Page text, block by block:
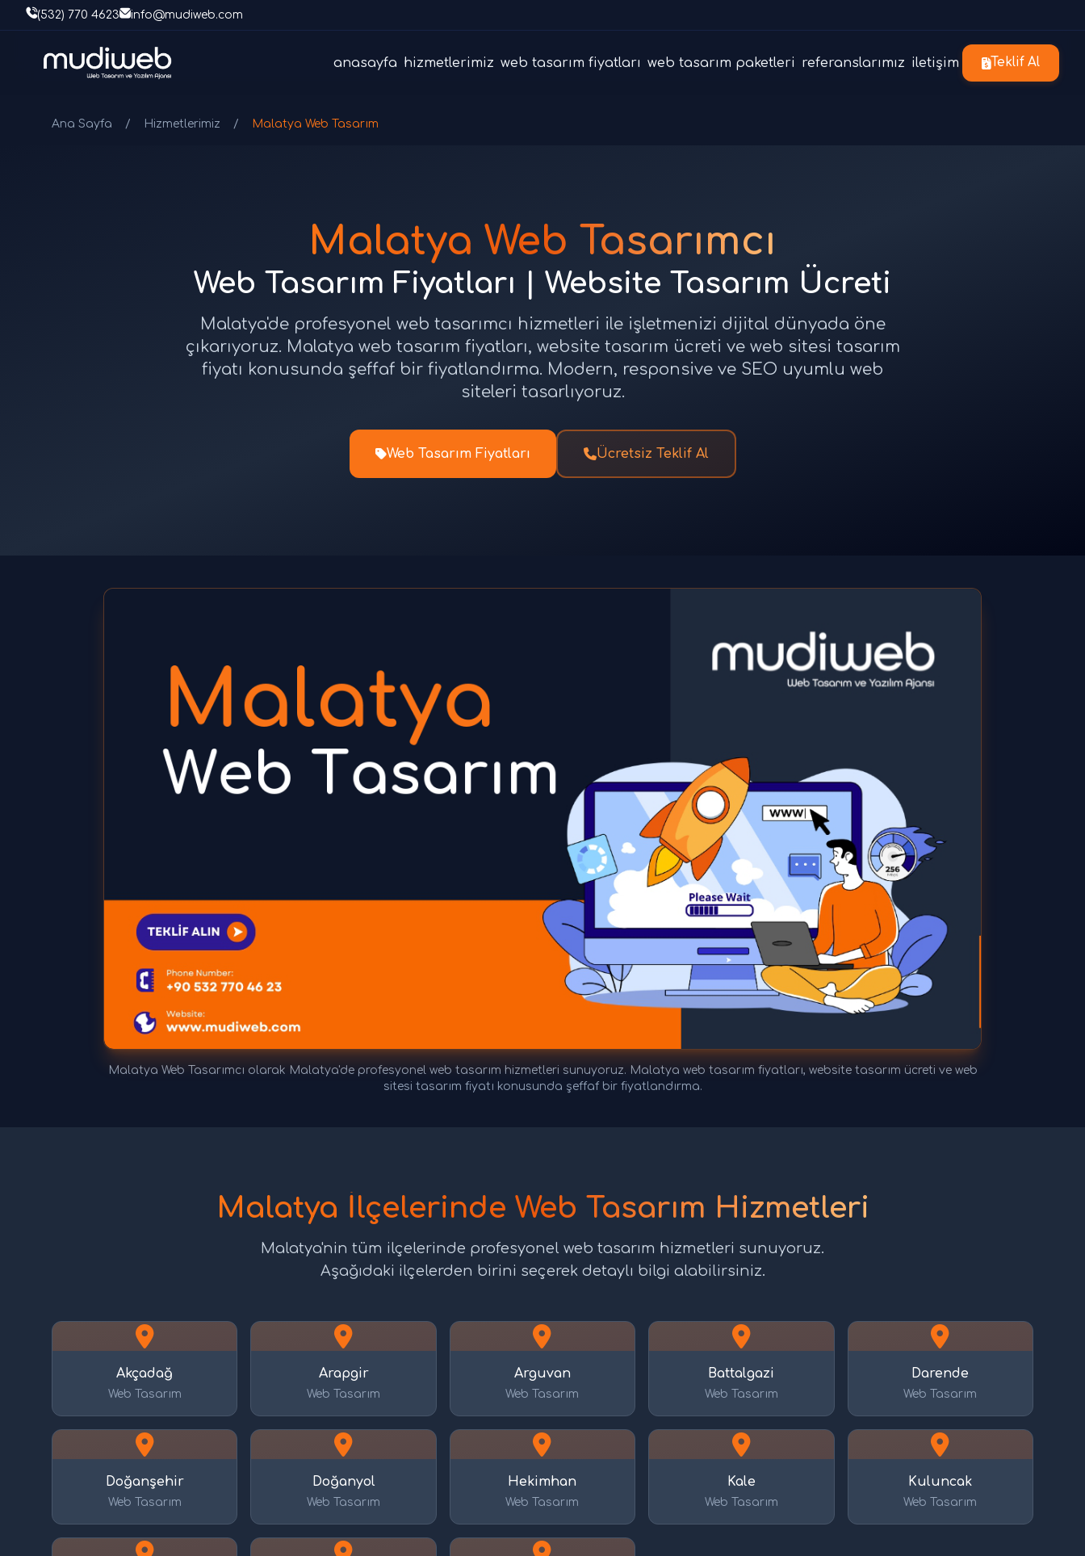
(532) 770 4623 info@mudiweb.com
anasayfa hizmetlerimiz web tasarım fiyatları web tasarım paketleri referanslarımız iletişim Teklif Al
Ana Sayfa / Hizmetlerimiz / Malatya Web Tasarım
Malatya Web Tasarımcı
Web Tasarım Fiyatları | Website Tasarım Ücreti
Malatya'de profesyonel web tasarımcı hizmetleri ile işletmenizi dijital dünyada öne
çıkarıyoruz. Malatya web tasarım fiyatları, website tasarım ücreti ve web sitesi tasarım
fiyatı konusunda şeffaf bir fiyatlandırma. Modern, responsive ve SEO uyumlu web
siteleri tasarlıyoruz.
Web Tasarım Fiyatları Ücretsiz Teklif Al
Malatya Web Tasarımcı olarak Malatya'de profesyonel web tasarım hizmetleri sunuyoruz. Malatya web tasarım fiyatları, website tasarım ücreti ve web
sitesi tasarım fiyatı konusunda şeffaf bir fiyatlandırma.
Malatya İlçelerinde Web Tasarım Hizmetleri
Malatya'nin tüm ilçelerinde profesyonel web tasarım hizmetleri sunuyoruz.
Aşağıdaki ilçelerden birini seçerek detaylı bilgi alabilirsiniz.
Akçadağ
Web Tasarım
Arapgir
Web Tasarım
Arguvan
Web Tasarım
Battalgazi
Web Tasarım
Darende
Web Tasarım
Doğanşehir
Web Tasarım
Doğanyol
Web Tasarım
Hekimhan
Web Tasarım
Kale
Web Tasarım
Kuluncak
Web Tasarım